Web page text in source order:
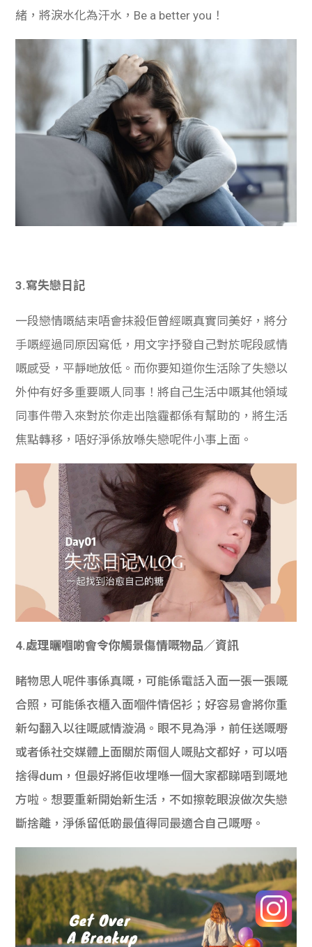
緒，將淚水化為汗水，Be a better you！
3.寫失戀日記
一段戀情嘅結束唔會抹殺佢曾經嘅真實同美好，將分
手嘅經過同原因寫低，用文字抒發自己對於呢段感情
嘅感受，平靜哋放低。而你要知道你生活除了失戀以
外仲有好多重要嘅人同事！將自己生活中嘅其他領域
同事件帶入來對於你走出陰霾都係有幫助的，將生活
焦點轉移，唔好淨係放喺失戀呢件小事上面。
4.處理曬嗰啲會令你觸景傷情嘅物品／資訊
睹物思人呢件事係真嘅，可能係電話入面一張一張嘅
合照，可能係衣櫃入面嗰件情侶衫；好容易會將你重
新勾翻入以往嘅感情漩渦。眼不見為淨，前任送嘅嘢
或者係社交媒體上面關於兩個人嘅貼文都好，可以唔
捨得dum，但最好將佢收埋喺一個大家都睇唔到嘅地
方啦。想要重新開始新生活，不如擦乾眼淚做次失戀
斷捨離，淨係留低啲最值得同最適合自己嘅嘢。